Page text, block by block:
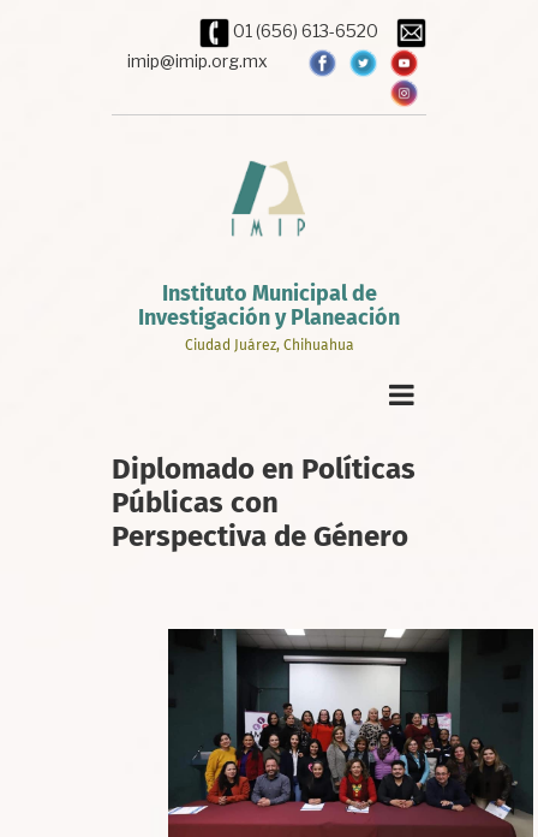
01 (656) 613-6520
imip@imip.org.mx
Instituto Municipal de
Investigación y Planeación
Ciudad Juárez, Chihuahua
Diplomado en Políticas
Públicas con
Perspectiva de Género